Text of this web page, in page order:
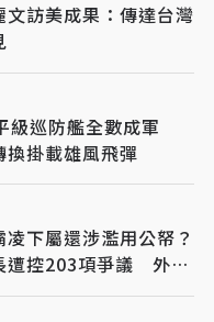
文訪美成果：傳達台灣
級巡防艦全數成軍
換掛載雄風飛彈
下屬還涉濫用公帑？
遭控203項爭議 外交